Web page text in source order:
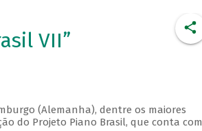
VII”
(Alemanha), dentre os maiores
do Projeto Piano Brasil, que conta com